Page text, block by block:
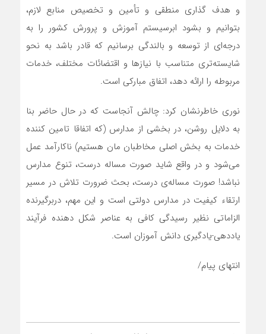
و هدف گذاری منطقی و تأمین و تخصیص منابع لازم،
بتوانیم و بشود ابرسیستم آموزش و پرورش کشور را به
درجه‌ای از توسعه و بالندگی برسانیم که قادر باشد به نحو
شایسته‌تری متناسب با نیازها و اقتضائات مختلف، خدمات
مربوطه را ارائه دهد، اتفاق مبارکی است.
نوری خاطرنشان کرد: چالش آنجاست که در حال حاضر بنا
به دلایل روشن، در بخشی از مدارس (که اتفاقا تامین کننده
خدمات به بخش اصلی مخاطبان مان هستیم) ناکارآمد عمل
می‌شود و در واقع شاید صورت مساله درست، تنوع مدارس
نباشد! صورت مساله‌ی درست، بحث ضرورت تلاش در مسیر
ارتقاء کیفیت در مدارس دولتی است و این مهم، دربرگیرنده
الزاماتی نظیر رسیدگی کافی به عناصر شکل دهنده فرآیند
یاددهی-یادگیری دانش آموزان است.
انتهای پیام/